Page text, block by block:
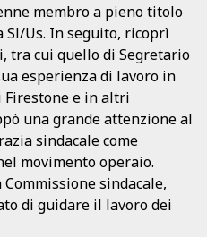
membro a pieno titolo
Sl/Us. In seguito, ricoprì
tra cui quello di Segretario
esperienza di lavoro in
e in altri
una grande attenzione al
sindacale come
movimento operaio.
sindacale,
di guidare il lavoro dei